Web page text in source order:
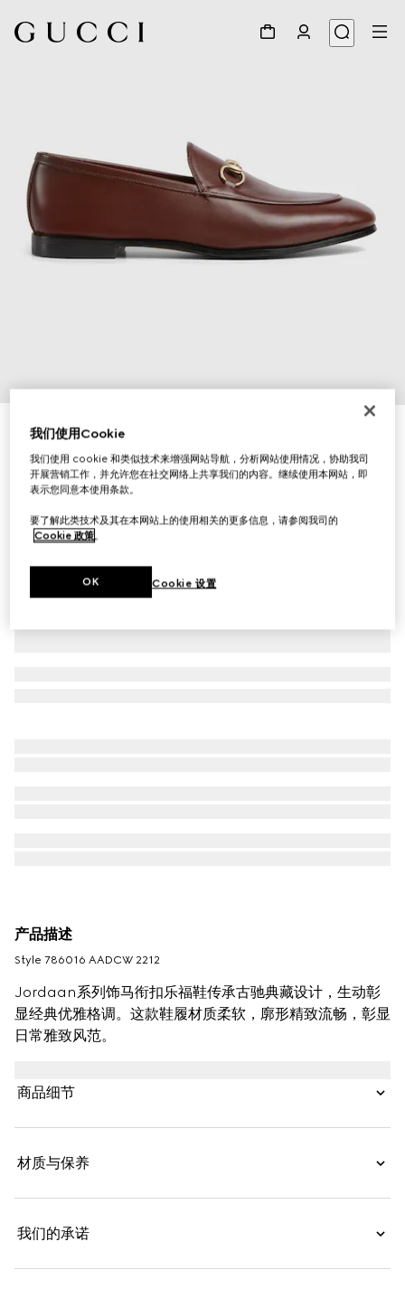
Gucci Jordaan系列女士乐福鞋
£810
相关款式深棕色皮革
产品描述
Style ‎786016 AADCW 2212
Jordaan系列饰马衔扣乐福鞋传承古驰典藏设计，生动彰
显经典优雅格调。这款鞋履材质柔软，廓形精致流畅，彰显
日常雅致风范。
商品细节
材质与保养
我们的承诺
我们使用Cookie
我们使用 cookie 和类似技术来增强网站导航，分析网站使用情况，协助我司
开展营销工作，并允许您在社交网络上共享我们的内容。继续使用本网站，即
表示您同意本使用条款。
要了解此类技术及其在本网站上的使用相关的更多信息，请参阅我司的
Cookie 政策。
Cookie 设置
OK